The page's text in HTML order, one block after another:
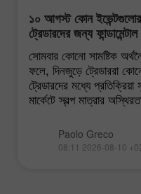
১০ আগস্ট কোন
ট্রেডারদের জন্য
সোমবার কোনো সামষ্টিক
ফলে, দিনজুড়ে ট্রেডাররা
ট্রেডারদের মধ্যে
মার্কেটে স্বল্প মাত্রার
Paolo Greco
08:11 2026-08-10